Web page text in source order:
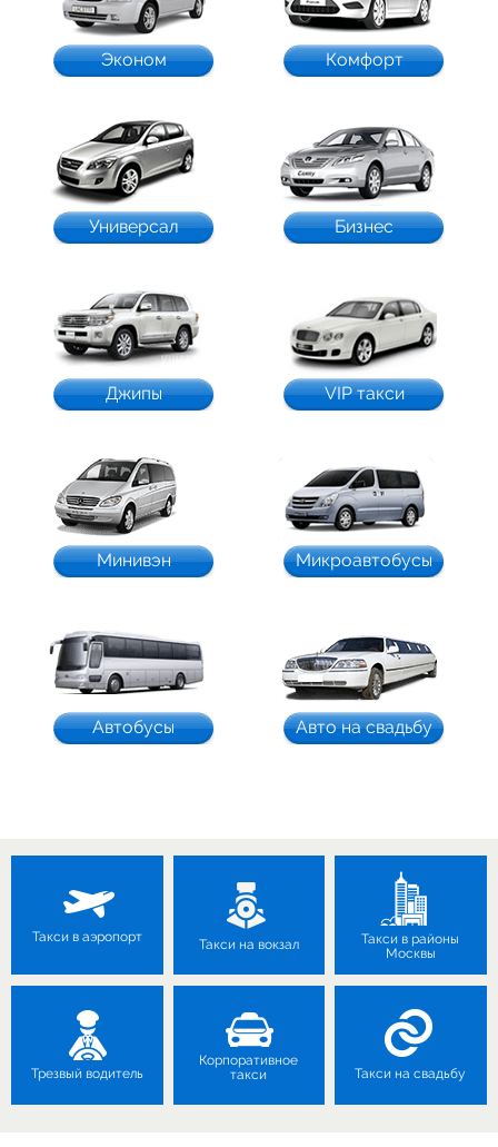
Эконом Комфорт
Универсал Бизнес
Джипы VIP такси
Минивэн Микроавтобусы
Автобусы Авто на свадьбу
Такси в аэропорт
Такси на вокзал
Такси в районы
Москвы
Трезвый водитель
Корпоративное
такси
Такси на свадьбу